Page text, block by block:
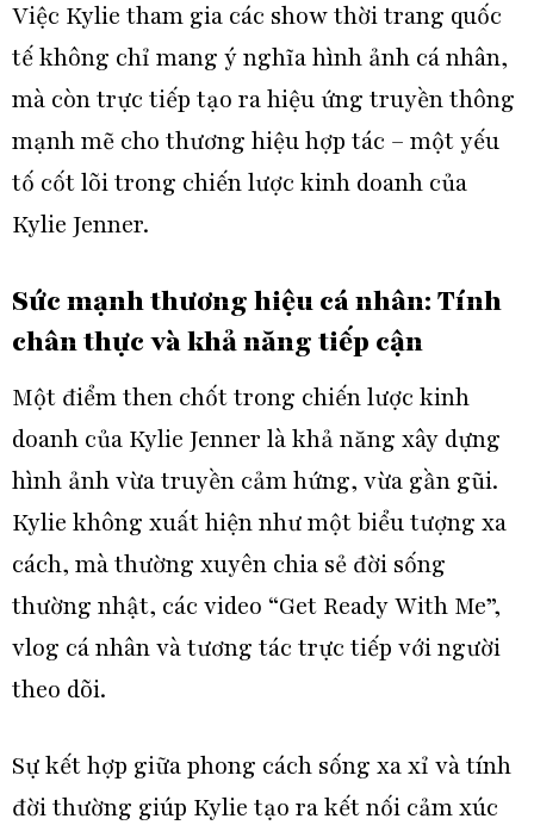
Việc Kylie tham gia các show thời trang quốc
tế không chỉ mang ý nghĩa hình ảnh cá nhân,
mà còn trực tiếp tạo ra hiệu ứng truyền thông
mạnh mẽ cho thương hiệu hợp tác – một yếu
tố cốt lõi trong chiến lược kinh doanh của
Kylie Jenner.
Sức mạnh thương hiệu cá nhân: Tính
chân thực và khả năng tiếp cận
Một điểm then chốt trong chiến lược kinh
doanh của Kylie Jenner là khả năng xây dựng
hình ảnh vừa truyền cảm hứng, vừa gần gũi.
Kylie không xuất hiện như một biểu tượng xa
cách, mà thường xuyên chia sẻ đời sống
thường nhật, các video “Get Ready With Me”,
vlog cá nhân và tương tác trực tiếp với người
theo dõi.
Sự kết hợp giữa phong cách sống xa xỉ và tính
đời thường giúp Kylie tạo ra kết nối cảm xúc